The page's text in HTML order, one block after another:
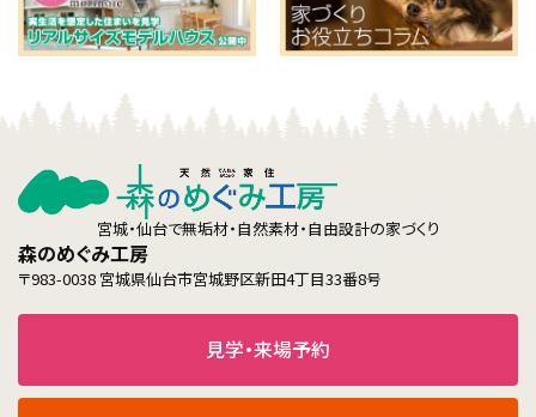
宮城・仙台で無垢材・自然素材・自由設計の家づくり
森のめぐみ工房
〒983-0038 宮城県仙台市宮城野区新田4丁目33番8号
見学・来場予約